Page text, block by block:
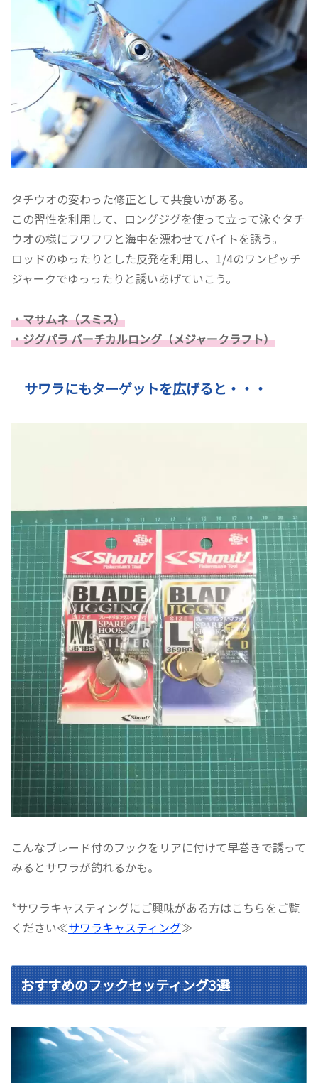
タチウオの変わった修正として共食いがある。
この習性を利用して、ロングジグを使って立って泳ぐタチ
ウオの様にフワフワと海中を漂わせてバイトを誘う。
ロッドのゆったりとした反発を利用し、1/4のワンピッチ
ジャークでゆっったりと誘いあげていこう。
・マサムネ（スミス）
・ジグパラ バーチカルロング（メジャークラフト）
サワラにもターゲットを広げると・・・
こんなブレード付のフックをリアに付けて早巻きで誘って
みるとサワラが釣れるかも。
*サワラキャスティングにご興味がある方はこちらをご覧
ください≪サワラキャスティング≫
おすすめのフックセッティング3選